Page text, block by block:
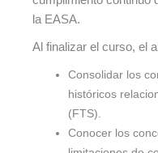
la EASA.
Al finalizar el curso, el
Consolidar los
históricos
(FTS).
Conocer los